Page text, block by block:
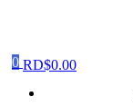
0 RD$0.00